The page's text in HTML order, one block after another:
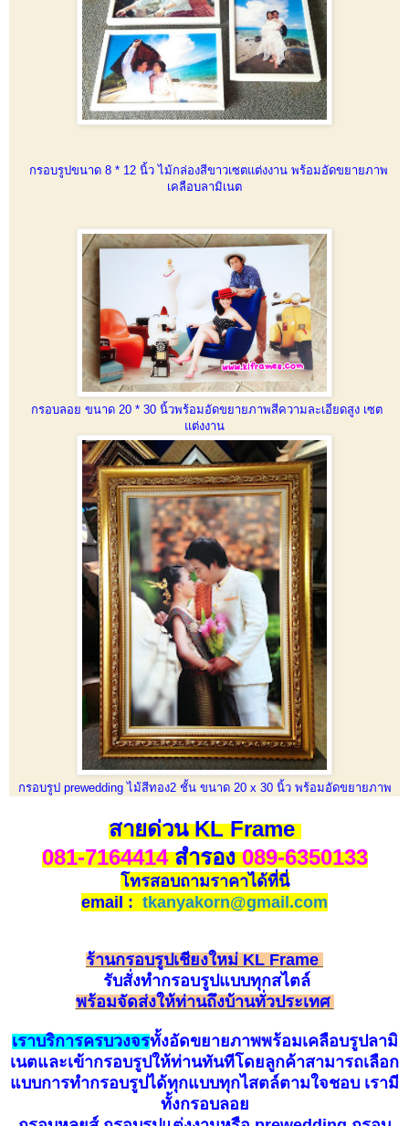
กรอบรูปขนาด 8 * 12 นิ้ว ไม้กล่องสีขาวเซตแต่งงาน พร้อมอัดขยายภาพ
เคลือบลามิเนต
กรอบลอย ขนาด 20 * 30 นิ้วพร้อมอัดขยายภาพสีความละเอียดสูง เซต
แต่งงาน
กรอบรูป prewedding ไม้สีทอง2 ชั้น ขนาด 20 x 30 นิ้ว พร้อมอัดขยายภาพ
สายด่วน KL Frame
081-7164414สำรอง089-6350133
โทรสอบถามราคาได้ที่นี่
email : tkanyakorn@gmail.com
ร้านกรอบรูปเชียงใหม่ KL Frame
รับสั่งทำกรอบรูปแบบทุกสไตล์
พร้อมจัดส่งให้ท่านถึงบ้านทั่วประเทศ
เราบริการครบวงจรทั้งอัดขยายภาพพร้อมเคลือบรูปลามิ
เนตและเข้ากรอบรูปให้ท่านทันทีโดยลูกค้าสามารถเลือก
แบบการทำกรอบรูปได้ทุกแบบทุกไสตล์ตามใจชอบ เรามี
ทั้งกรอบลอย